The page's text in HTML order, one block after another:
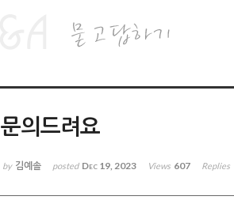
문의드려요
by 김예솔 posted Dec 19, 2023 Views 607 Replies